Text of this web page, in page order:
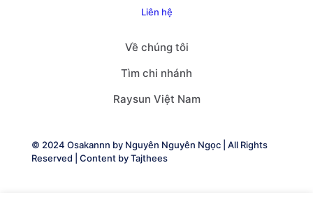
Liên hệ
Về chúng tôi
Tìm chi nhánh
Raysun Việt Nam
© 2024 Osakannn by Nguyên Nguyên Ngọc | All Rights
Reserved | Content byTajthees